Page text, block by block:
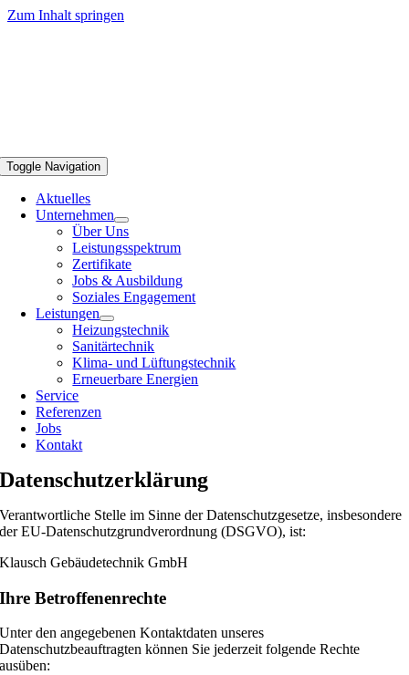
Zum Inhalt springen
Toggle Navigation
Aktuelles
Unternehmen
Über Uns
Leistungsspektrum
Zertifikate
Jobs & Ausbildung
Soziales Engagement
Leistungen
Heizungstechnik
Sanitärtechnik
Klima- und Lüftungstechnik
Erneuerbare Energien
Service
Referenzen
Jobs
Kontakt
Datenschutzerklärung
Verantwortliche Stelle im Sinne der Datenschutzgesetze, insbesondere
der EU-Datenschutzgrundverordnung (DSGVO), ist:
Klausch Gebäudetechnik GmbH
Ihre Betroffenenrechte
Unter den angegebenen Kontaktdaten unseres
Datenschutzbeauftragten können Sie jederzeit folgende Rechte
ausüben: